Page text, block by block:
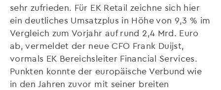
sehr zufrieden. Für EK Retail zeichne sich hier
ein deutliches Umsatzplus in Höhe von 9,3 % im
Vergleich zum Vorjahr auf rund 2,4 Mrd. Euro
ab, vermeldet der neue CFO Frank Duijst,
vormals EK Bereichsleiter Financial Services.
Punkten konnte der europäische Verbund wie
in den Jahren zuvor mit seiner breiten